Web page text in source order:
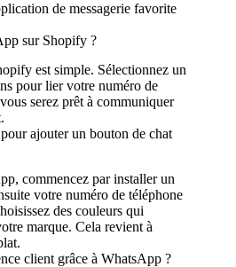
de messagerie favorite
sur Shopify ?
est simple. Sélectionnez un
pour lier votre numéro de
serez prêt à communiquer
ajouter un bouton de chat
commencez par installer un
votre numéro de téléphone
des couleurs qui
marque. Cela revient à
client grâce à WhatsApp ?